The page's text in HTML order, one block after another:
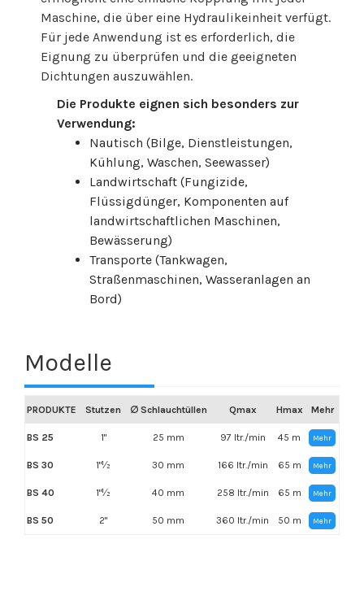
Maschine, die über eine Hydraulikeinheit verfügt.
Für jede Anwendung ist es erforderlich, die
Eignung zu überprüfen und die geeigneten
Dichtungen auszuwählen.
Die Produkte eignen sich besonders zur
Verwendung:
Nautisch (Bilge, Dienstleistungen,
Kühlung, Waschen, Seewasser)
Landwirtschaft (Fungizide,
Flüssigdünger, Komponenten auf
landwirtschaftlichen Maschinen,
Bewässerung)
Transporte (Tankwagen,
Straßenmaschinen, Wasseranlagen an
Bord)
Modelle
PRODUKTE Stutzen ∅ Schlauchtüllen Qmax Hmax Mehr
BS 25 1" 25 mm 97 ltr./min 45 m Mehr
BS 30 1"½ 30 mm 166 ltr./min 65 m Mehr
BS 40 1"½ 40 mm 258 ltr./min 65 m Mehr
BS 50 2" 50 mm 360 ltr./min 50 m Mehr